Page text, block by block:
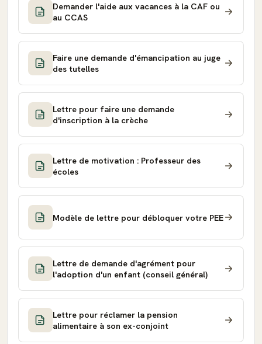
Demander l'aide aux vacances à la CAF ou
au CCAS
Faire une demande d'émancipation au juge
des tutelles
Lettre pour faire une demande
d'inscription à la crèche
Lettre de motivation : Professeur des
écoles
Modèle de lettre pour débloquer votre PEE
Lettre de demande d'agrément pour
l'adoption d'un enfant (conseil général)
Lettre pour réclamer la pension
alimentaire à son ex-conjoint